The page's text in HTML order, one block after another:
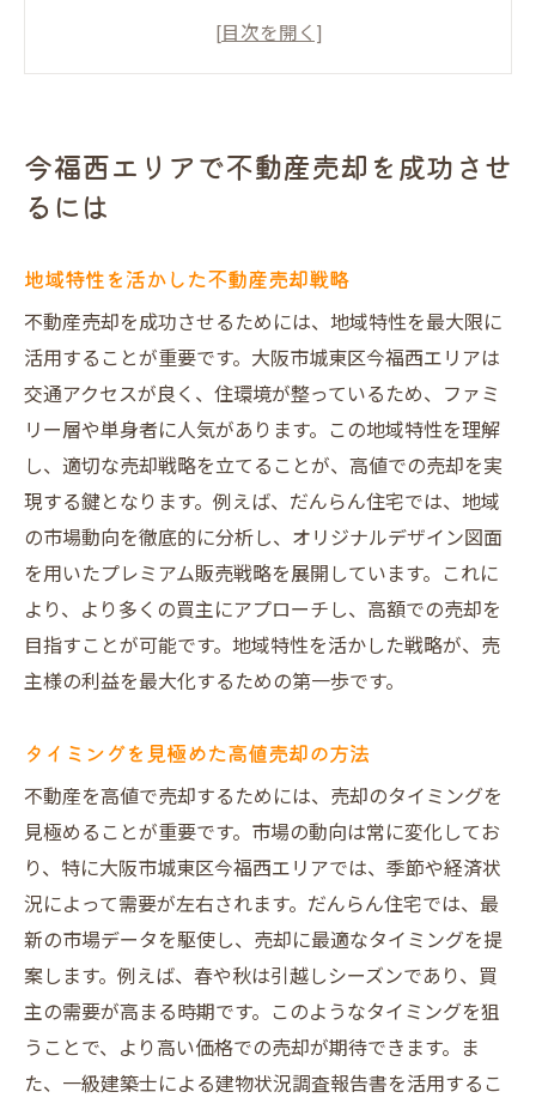
プレミアム仲介で利益最大化を目指す
大阪市城東区の不動産売却の秘訣を紹介
市場動向を活用した売却戦略の具体例
だんらん住宅が提供する独自の強みとは
高評価を得るための不動産売却テクニック
売主様に安心を提供するプロのサポート
不動産売却成功のための重要な要素
だんらん住宅で高く不動産を売却する方法
オリジナル図面で差別化を図る売却戦略
一級建築士が提供する売却前の安心感
VR技術でリフォーム後の魅力を提案
仲介手数料を抑えた直接買取のメリット
不動産オークションで高値売却を狙う
プレミアム戦略で不動産売却を成功に導く
集客力を倍増させるプレミアム仲介の魅力
不動産売却における建物調査の重要性
買主様の心を掴むVR提案の効果
仲介手数料を抑えるプレミアム買取
オークションでの高値売却を実現する方法
安心できる売却プロセスを提供
不動産売却で失敗しないための重要ポイント
失敗を防ぐための市場調査と分析
今福西エリアで不動産売却を成功させ
るには
地域特性を活かした不動産売却戦略
不動産売却を成功させるためには、地域特性を最大限に
活用することが重要です。大阪市城東区今福西エリアは
交通アクセスが良く、住環境が整っているため、ファミ
リー層や単身者に人気があります。この地域特性を理解
し、適切な売却戦略を立てることが、高値での売却を実
現する鍵となります。例えば、だんらん住宅では、地域
の市場動向を徹底的に分析し、オリジナルデザイン図面
を用いたプレミアム販売戦略を展開しています。これに
より、より多くの買主にアプローチし、高額での売却を
目指すことが可能です。地域特性を活かした戦略が、売
主様の利益を最大化するための第一歩です。
タイミングを見極めた高値売却の方法
不動産を高値で売却するためには、売却のタイミングを
見極めることが重要です。市場の動向は常に変化してお
り、特に大阪市城東区今福西エリアでは、季節や経済状
況によって需要が左右されます。だんらん住宅では、最
新の市場データを駆使し、売却に最適なタイミングを提
案します。例えば、春や秋は引越しシーズンであり、買
主の需要が高まる時期です。このようなタイミングを狙
うことで、より高い価格での売却が期待できます。ま
た、一級建築士による建物状況調査報告書を活用するこ